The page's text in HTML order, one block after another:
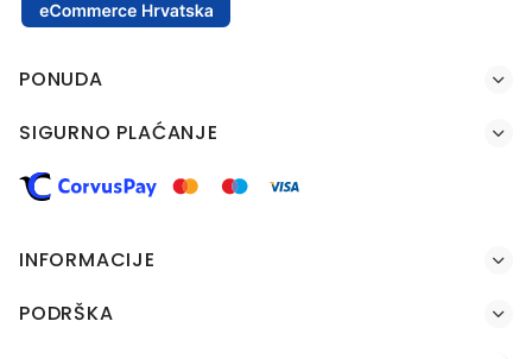
PONUDA
SIGURNO PLAĆANJE
INFORMACIJE
PODRŠKA